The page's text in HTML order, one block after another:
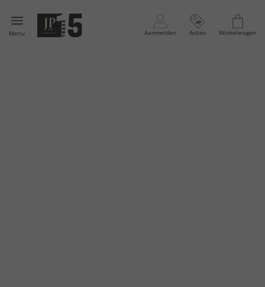
Menu Aanmelden Acties Winkelwagen